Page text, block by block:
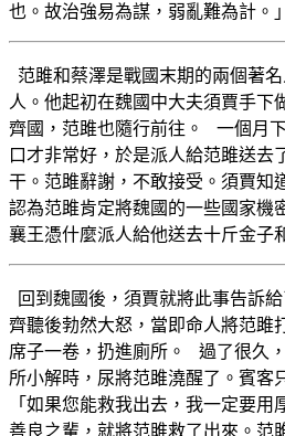
也。故治強易為謀，弱亂難為計。
范雎和蔡澤是戰國末期的兩個著
人。他起初在魏國中大夫須賈手下
齊國，范雎也隨行前往。 一個月
口才非常好，於是派人給范雎送去
干。范雎辭謝，不敢接受。須賈知
認為范雎肯定將魏國的一些國家機
襄王憑什麼派人給他送去十斤金子
回到魏國後，須賈就將此事告訴
齊聽後勃然大怒，當即命人將范雎
席子一卷，扔進廁所。 過了很久
所小解時，尿將范雎澆醒了。賓客
「如果您能救我出去，我一定要
善良之輩，就將范雎救了出來。范